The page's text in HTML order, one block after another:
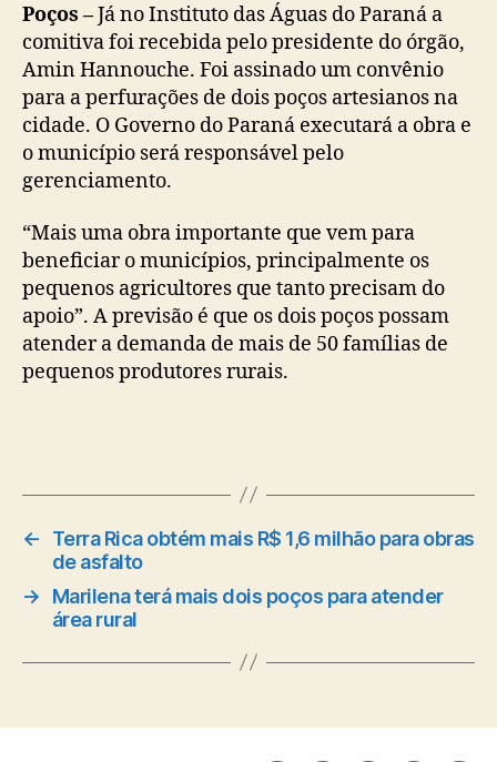
Poços –Já no Instituto das Águas do Paraná a
comitiva foi recebida pelo presidente do órgão,
Amin Hannouche. Foi assinado um convênio
para a perfurações de dois poços artesianos na
cidade. O Governo do Paraná executará a obra e
o município será responsável pelo
gerenciamento.
“Mais uma obra importante que vem para
beneficiar o municípios, principalmente os
pequenos agricultores que tanto precisam do
apoio”. A previsão é que os dois poços possam
atender a demanda de mais de 50 famílias de
pequenos produtores rurais.
←
Terra Rica obtém mais R$ 1,6 milhão para obras
de asfalto
→
Marilena terá mais dois poços para atender
área rural